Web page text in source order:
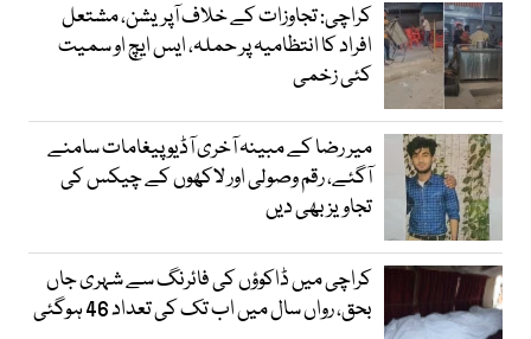
کراچی: تجاوزات کے خلاف آپریشن، مشتعل
افراد کا انتظامیہ پر حملہ، ایس ایچ او سمیت
کئی زخمی
میر رضا کے مبینہ آخری آڈیو پیغامات سامنے
آگئے، رقم وصولی اور لاکھوں کے چیکس کی
تجاویز بھی دیں
کراچی میں ڈاکوؤں کی فائرنگ سے شہری جاں
بحق، رواں سال میں اب تک کی تعداد 46 ہوگئی